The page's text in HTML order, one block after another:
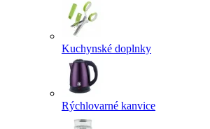
Kuchynské doplnky
Rýchlovarné kanvice